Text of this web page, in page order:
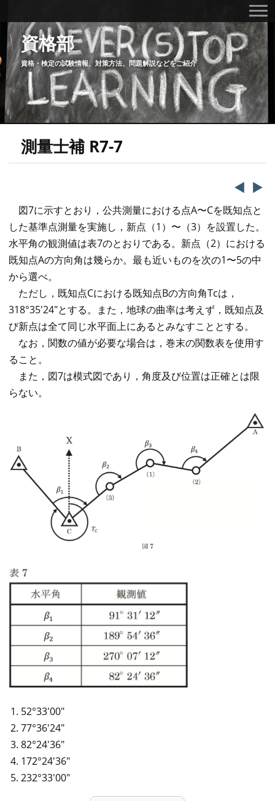
資格部
資格・検定の試験情報、対策方法、問題解説などをご紹介
測量士補 R7-7
◀️ ▶️
図7に示すとおり，公共測量における点A〜Cを既知点と
した基準点測量を実施し，新点（1）〜（3）を設置した。
水平角の観測値は表7のとおりである。新点（2）における
既知点Aの方向角は幾らか。最も近いものを次の1〜5の中
から選べ。
ただし，既知点Cにおける既知点Bの方向角Tcは，
318°35'24"とする。また，地球の曲率は考えず，既知点及
び新点は全て同じ水平面上にあるとみなすこととする。
なお，関数の値が必要な場合は，巻末の関数表を使用す
ること。
また，図7は模式図であり，角度及び位置は正確とは限
らない。
52°33′00″
77°36′24″
82°24′36″
172°24′36″
232°33′00″